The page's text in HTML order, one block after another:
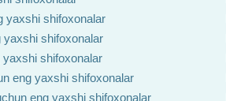
yaxshi shifoxonalar
yaxshi shifoxonalar
yaxshi shifoxonalar
eng yaxshi shifoxonalar
eng yaxshi shifoxonalar